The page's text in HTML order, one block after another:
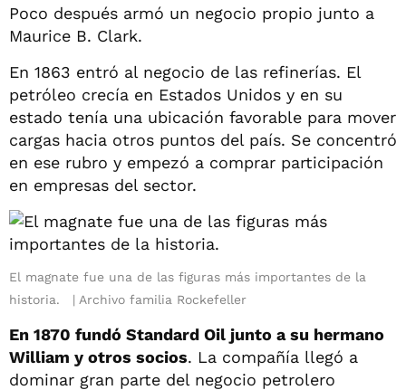
Poco después armó un negocio propio junto a
Maurice B. Clark.
En 1863 entró al negocio de las refinerías. El
petróleo crecía en Estados Unidos y en su
estado tenía una ubicación favorable para mover
cargas hacia otros puntos del país. Se concentró
en ese rubro y empezó a comprar participación
en empresas del sector.
El magnate fue una de las figuras más importantes de la
historia.
Archivo familia Rockefeller
En 1870 fundó Standard Oil junto a su hermano
William y otros socios. La compañía llegó a
dominar gran parte del negocio petrolero